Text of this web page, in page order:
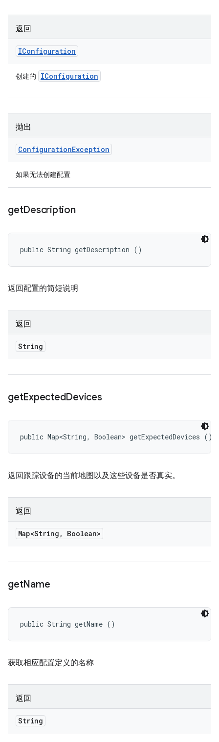
返回
IConfiguration
创建的 IConfiguration
抛出
ConfigurationException
如果无法创建配置
getDescription
public String getDescription ()
返回配置的简短说明
返回
String
getExpectedDevices
public Map<String, Boolean> getExpectedDevices ()
返回跟踪设备的当前地图以及这些设备是否真实。
返回
Map<String , Boolean>
getName
public String getName ()
获取相应配置定义的名称
返回
String